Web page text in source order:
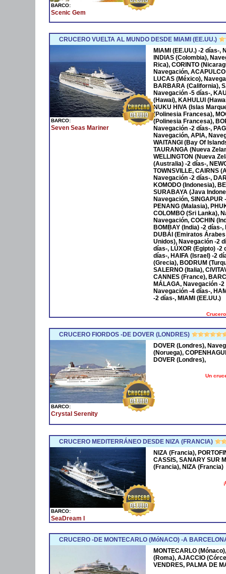
BARCO:
Scenic Gem
CRUCERO VUELTA AL MUNDO DESDE MIAMI (EE.UU.)
BARCO:
Seven Seas Mariner
MIAMI (EE.UU.) -2 días-,
INDIAS (Colombia),
Rica), CORINTO
Navegación,
LUCAS (México),
BARBARA (California),
Navegación -5 días-,
(Hawai), KAHULUI
NUKU HIVA (Islas
(Polinesia Francesa),
(Polinesia Francesa),
Navegación -2 días-,
Navegación, APIA,
WAITANGI (Bay Of
TAURANGA (Nueva
WELLINGTON (Nueva
(Australia) -2 días-,
TOWNSVILLE, CAIRNS
Navegación -2 días-,
KOMODO (Indonesia),
SURABAYA (Java
Navegación, SINGAPUR
PENANG (Malasia),
COLOMBO (Sri Lanka),
Navegación, COCHIN
BOMBAY (India) -2 días-
DUBÁI (Emiratos
Unidos), Navegación -2
días-, LÚXOR (Egipto) -
días-, HAIFA (Israel) -2
(Grecia), BODRUM
SALERNO (Italia),
CANNES (France),
MÁLAGA, Navegación -
Navegación -4 días-,
-2 días-, MIAMI (EE.UU.)
CRUCERO FIORDOS -DE DOVER (LONDRES)
BARCO:
Crystal Serenity
DOVER (Londres),
(Noruega),
DOVER (Londres),
Un
CRUCERO MEDITERRÁNEO DESDE NIZA (FRANCIA)
BARCO:
SeaDream I
NIZA (Francia),
CASSIS, SANARY SUR
(Francia), NIZA (Francia)
CRUCERO -DE MONTECARLO (MóNACO) -A
MONTECARLO
(Roma), AJACCIO
VENDRES, PALMA DE